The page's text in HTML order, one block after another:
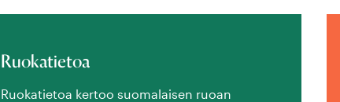
Ruokatietoa
Ruokatietoa kertoo suomalaisen ruoan